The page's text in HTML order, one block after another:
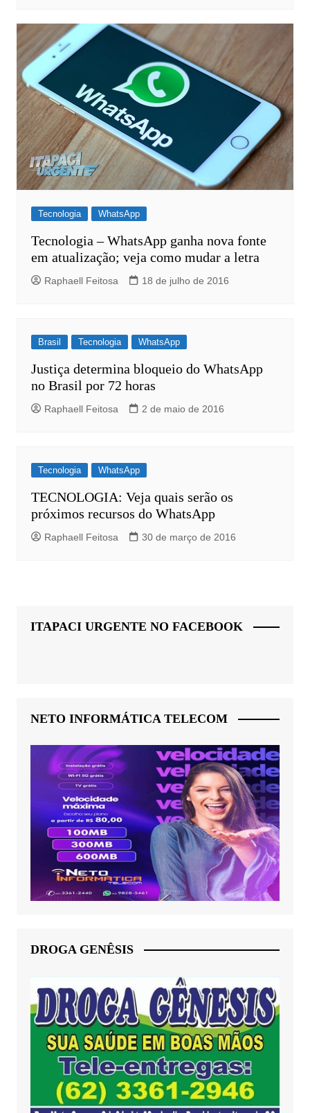
Tecnologia WhatsApp
Tecnologia – WhatsApp ganha nova fonte
em atualização; veja como mudar a letra
Raphaell Feitosa 18 de julho de 2016
Brasil Tecnologia WhatsApp
Justiça determina bloqueio do WhatsApp
no Brasil por 72 horas
Raphaell Feitosa 2 de maio de 2016
Tecnologia WhatsApp
TECNOLOGIA: Veja quais serão os
próximos recursos do WhatsApp
Raphaell Feitosa 30 de março de 2016
ITAPACI URGENTE NO FACEBOOK
NETO INFORMÁTICA TELECOM
DROGA GENÊSIS